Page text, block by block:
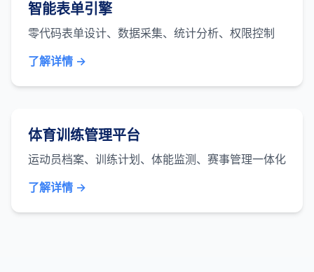
智能表单引擎
零代码表单设计、数据采集、统计分析、权限控制
了解详情 →
体育训练管理平台
运动员档案、训练计划、体能监测、赛事管理一体化
了解详情 →